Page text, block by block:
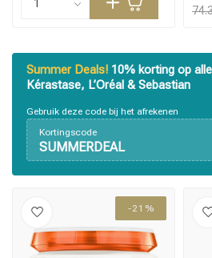
Summer Deals! 10% korting op
Kérastase, L’Oréal & Sebastian
Gebruik deze code bij het afrekenen
Kortingscode
SUMMERDEAL
-21%